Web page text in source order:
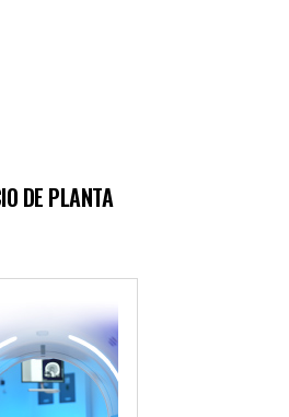
DE PLANTA